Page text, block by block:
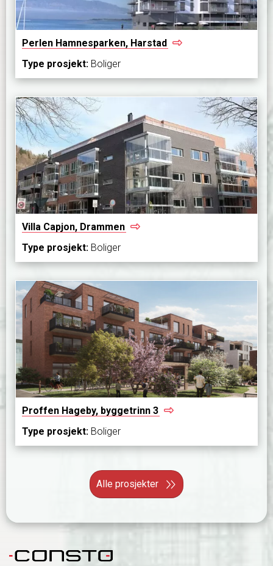
Perlen Hamnesparken, Harstad
Type prosjekt: Boliger
Villa Capjon, Drammen
Type prosjekt: Boliger
Proffen Hageby, byggetrinn 3
Type prosjekt: Boliger
Alle prosjekter